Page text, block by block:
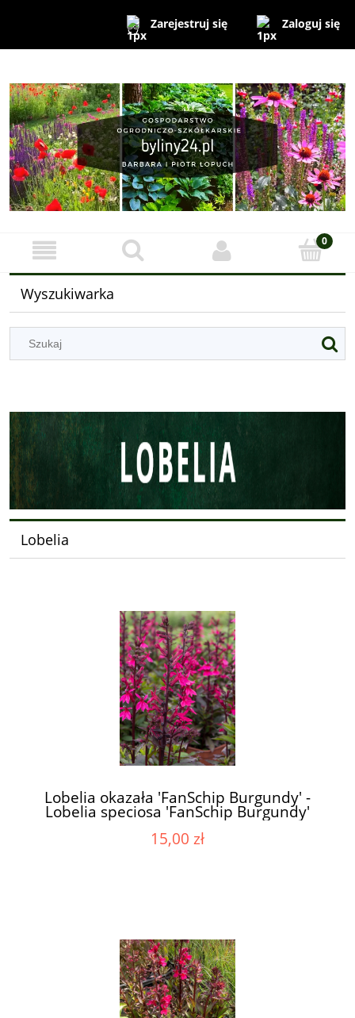
Zarejestruj się Zaloguj się
Wyszukiwarka
Lobelia
Lobelia okazała 'FanSchip Burgundy' -
Lobelia speciosa 'FanSchip Burgundy'
15,00 zł